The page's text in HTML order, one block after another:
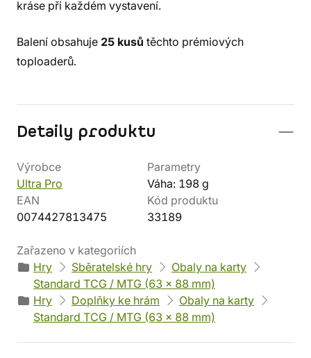
kráse při každém vystavení.
Balení obsahuje 25 kusů těchto prémiových
toploaderů.
Detaily produktu
Výrobce
Ultra Pro
Parametry
Váha: 198 g
EAN
0074427813475
Kód produktu
33189
Zařazeno v kategoriích
Hry
Sběratelské hry
Obaly na karty
Standard TCG / MTG (63 x 88 mm)
Hry
Doplňky ke hrám
Obaly na karty
Standard TCG / MTG (63 x 88 mm)